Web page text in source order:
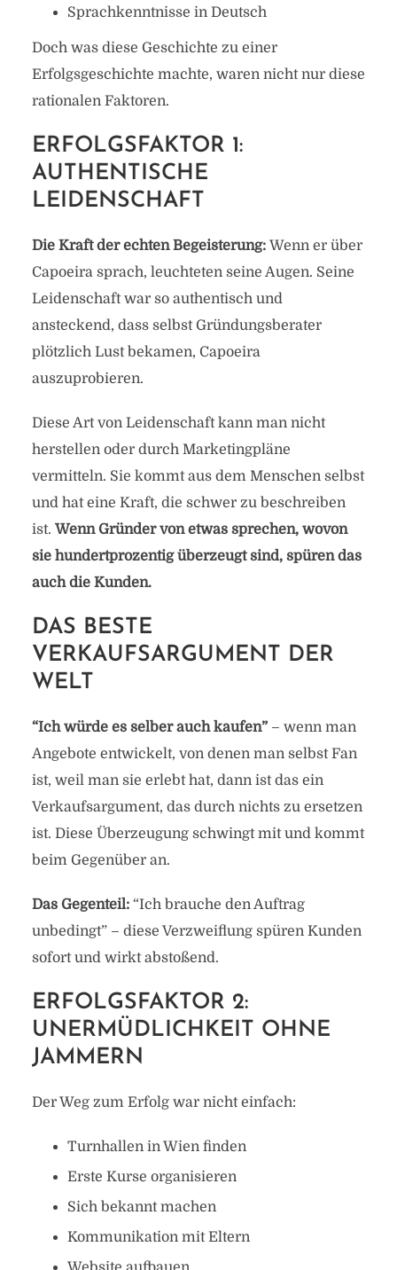
Sprachkenntnisse in Deutsch
Doch was diese Geschichte zu einer
Erfolgsgeschichte machte, waren nicht nur diese
rationalen Faktoren.
ERFOLGSFAKTOR 1:
AUTHENTISCHE
LEIDENSCHAFT
Die Kraft der echten Begeisterung:Wenn er über
Capoeira sprach, leuchteten seine Augen. Seine
Leidenschaft war so authentisch und
ansteckend, dass selbst Gründungsberater
plötzlich Lust bekamen, Capoeira
auszuprobieren.
Diese Art von Leidenschaft kann man nicht
herstellen oder durch Marketingpläne
vermitteln. Sie kommt aus dem Menschen selbst
und hat eine Kraft, die schwer zu beschreiben
ist. Wenn Gründer von etwas sprechen, wovon
sie hundertprozentig überzeugt sind, spüren das
auch die Kunden.
DAS BESTE
VERKAUFSARGUMENT DER
WELT
“Ich würde es selber auch kaufen”– wenn man
Angebote entwickelt, von denen man selbst Fan
ist, weil man sie erlebt hat, dann ist das ein
Verkaufsargument, das durch nichts zu ersetzen
ist. Diese Überzeugung schwingt mit und kommt
beim Gegenüber an.
Das Gegenteil:“Ich brauche den Auftrag
unbedingt” – diese Verzweiflung spüren Kunden
sofort und wirkt abstoßend.
ERFOLGSFAKTOR 2:
UNERMÜDLICHKEIT OHNE
JAMMERN
Der Weg zum Erfolg war nicht einfach:
Turnhallen in Wien finden
Erste Kurse organisieren
Sich bekannt machen
Kommunikation mit Eltern